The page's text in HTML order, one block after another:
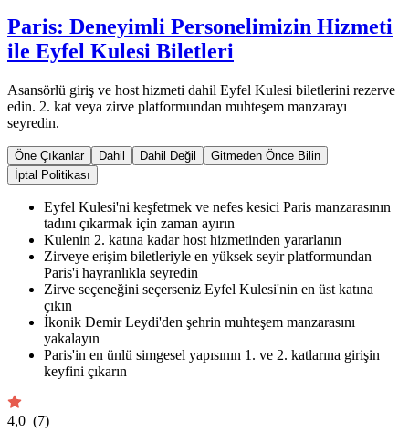
Paris: Deneyimli Personelimizin Hizmeti
ile Eyfel Kulesi Biletleri
Asansörlü giriş ve host hizmeti dahil Eyfel Kulesi biletlerini rezerve
edin. 2. kat veya zirve platformundan muhteşem manzarayı
seyredin.
Öne Çıkanlar Dahil Dahil Değil
Gitmeden Önce Bilin
İptal Politikası
Eyfel Kulesi'ni keşfetmek ve nefes kesici Paris manzarasının
tadını çıkarmak için zaman ayırın
Kulenin 2. katına kadar host hizmetinden yararlanın
Zirveye erişim biletleriyle en yüksek seyir platformundan
Paris'i hayranlıkla seyredin
Zirve seçeneğini seçerseniz Eyfel Kulesi'nin en üst katına
çıkın
İkonik Demir Leydi'den şehrin muhteşem manzarasını
yakalayın
Paris'in en ünlü simgesel yapısının 1. ve 2. katlarına girişin
keyfini çıkarın
4,0 (7)